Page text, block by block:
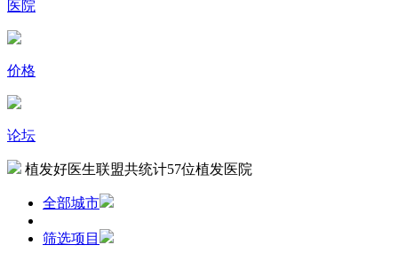
医院
价格
论坛
植发好医生联盟共统计57位植发医院
全部城市
筛选项目